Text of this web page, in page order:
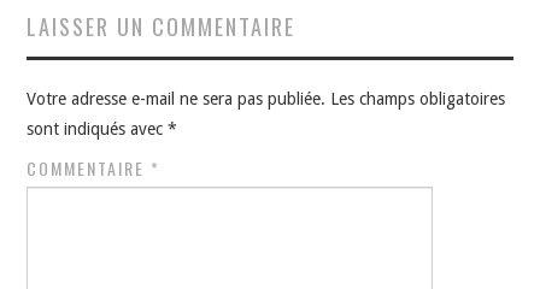
LAISSER UN COMMENTAIRE
Votre adresse e-mail ne sera pas publiée. Les champs obligatoires
sont indiqués avec*
COMMENTAIRE *